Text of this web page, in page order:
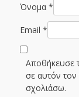
Όνομα *
Email *
Αποθήκευσε
σε αυτόν
σχολιάσω.